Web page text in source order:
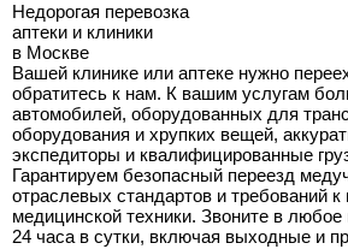
Недорогая перевозка
аптеки и клиники
в Москве
Вашей клинике или аптеке нужно
обратитесь к нам. К вашим услугам
автомобилей, оборудованных для
оборудования и хрупких вещей,
экспедиторы и квалифицированные
Гарантируем безопасный переезд
отраслевых стандартов и требований
медицинской техники. Звоните в
24 часа в сутки, включая выходные и